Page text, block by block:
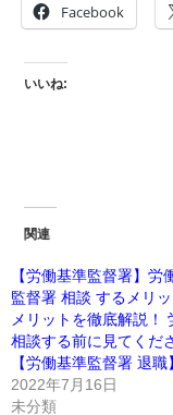
Facebook
いいね:
関連
【労働基準監督署】労
監督署 相談 するメリ
メリットを徹底解説！
相談する前に見てくだ
【労働基準監督署 退職
2022年7月16日
未分類